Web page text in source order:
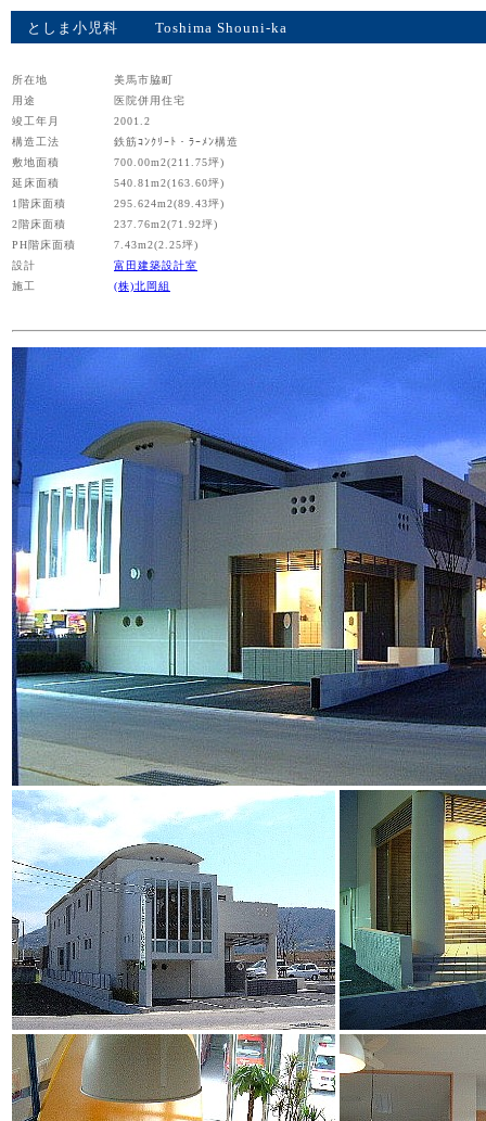
としま小児科 Toshima Shouni-ka
所在地
用途
竣工年月
構造工法
敷地面積
延床面積
1階床面積
2階床面積
PH階床面積
設計
施工
美馬市脇町
医院併用住宅
2001.2
鉄筋ｺﾝｸﾘｰﾄ・ﾗｰﾒﾝ構造
700.00m2(211.75坪)
540.81m2(163.60坪)
295.624m2(89.43坪)
237.76m2(71.92坪)
7.43m2(2.25坪)
富田建築設計室
(株)北岡組